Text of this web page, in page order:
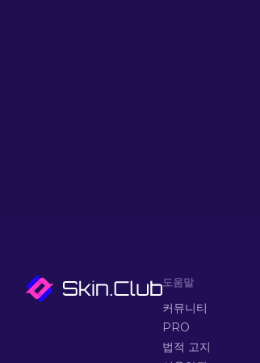
도움말
커뮤니티
PRO
법적 고지